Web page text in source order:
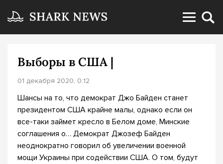
Выборы в США |
01 декабря 2020, 0:12
Шансы на то, что демократ Джо Байден станет
президентом США крайне малы, однако если он
все-таки займет кресло в Белом доме, Минские
соглашения о… Демократ Джозеф Байден
неоднократно говорил об увеличении военной
мощи Украины при содействии США. О том, будут